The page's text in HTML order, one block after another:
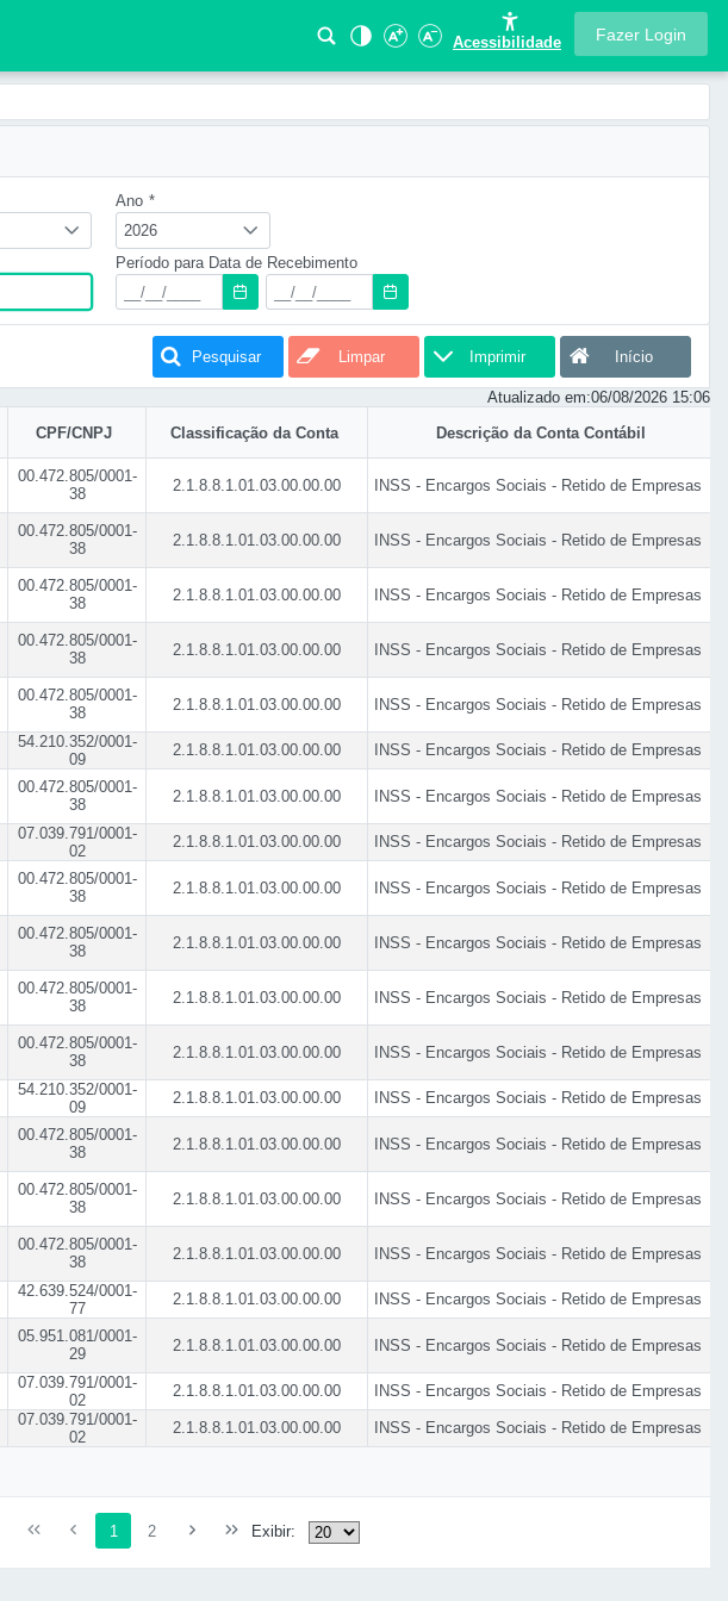
Acessibilidade Fazer Login
Ano *
2026
Período para Data de Recebimento
Pesquisar Limpar Imprimir Início
Atualizado em:06/08/2026 15:06
CPF/CNPJ Classificação da Conta Descrição da Conta Contábil
00.472.805/0001-
38
2.1.8.8.1.01.03.00.00.00 INSS - Encargos Sociais - Retido de Empresas
00.472.805/0001-
38
2.1.8.8.1.01.03.00.00.00 INSS - Encargos Sociais - Retido de Empresas
00.472.805/0001-
38
2.1.8.8.1.01.03.00.00.00 INSS - Encargos Sociais - Retido de Empresas
00.472.805/0001-
38
2.1.8.8.1.01.03.00.00.00 INSS - Encargos Sociais - Retido de Empresas
00.472.805/0001-
38
2.1.8.8.1.01.03.00.00.00 INSS - Encargos Sociais - Retido de Empresas
54.210.352/0001-
09
2.1.8.8.1.01.03.00.00.00 INSS - Encargos Sociais - Retido de Empresas
00.472.805/0001-
38
2.1.8.8.1.01.03.00.00.00 INSS - Encargos Sociais - Retido de Empresas
07.039.791/0001-
02
2.1.8.8.1.01.03.00.00.00 INSS - Encargos Sociais - Retido de Empresas
00.472.805/0001-
38
2.1.8.8.1.01.03.00.00.00 INSS - Encargos Sociais - Retido de Empresas
00.472.805/0001-
38
2.1.8.8.1.01.03.00.00.00 INSS - Encargos Sociais - Retido de Empresas
00.472.805/0001-
38
2.1.8.8.1.01.03.00.00.00 INSS - Encargos Sociais - Retido de Empresas
00.472.805/0001-
38
2.1.8.8.1.01.03.00.00.00 INSS - Encargos Sociais - Retido de Empresas
54.210.352/0001-
09
2.1.8.8.1.01.03.00.00.00 INSS - Encargos Sociais - Retido de Empresas
00.472.805/0001-
38
2.1.8.8.1.01.03.00.00.00 INSS - Encargos Sociais - Retido de Empresas
00.472.805/0001-
38
2.1.8.8.1.01.03.00.00.00 INSS - Encargos Sociais - Retido de Empresas
00.472.805/0001-
38
2.1.8.8.1.01.03.00.00.00 INSS - Encargos Sociais - Retido de Empresas
42.639.524/0001-
77
2.1.8.8.1.01.03.00.00.00 INSS - Encargos Sociais - Retido de Empresas
05.951.081/0001-
29
2.1.8.8.1.01.03.00.00.00 INSS - Encargos Sociais - Retido de Empresas
07.039.791/0001-
02
2.1.8.8.1.01.03.00.00.00 INSS - Encargos Sociais - Retido de Empresas
07.039.791/0001-
02
2.1.8.8.1.01.03.00.00.00 INSS - Encargos Sociais - Retido de Empresas
1 2 Exibir: